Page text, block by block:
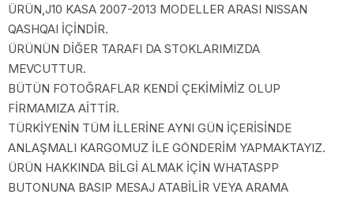
ÜRÜN,J10 KASA 2007-2013 MODELLER ARASI NISSAN
QASHQAI İÇİNDİR.
ÜRÜNÜN DİĞER TARAFI DA STOKLARIMIZDA
MEVCUTTUR.
BÜTÜN FOTOĞRAFLAR KENDİ ÇEKİMİMİZ OLUP
FİRMAMIZA AİTTİR.
TÜRKİYENİN TÜM İLLERİNE AYNI GÜN İÇERİSİNDE
ANLAŞMALI KARGOMUZ İLE GÖNDERİM YAPMAKTAYIZ.
ÜRÜN HAKKINDA BİLGİ ALMAK İÇİN WHATASPP
BUTONUNA BASIP MESAJ ATABİLİR VEYA ARAMA